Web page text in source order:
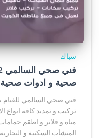
سباك
صحية و ادوات صحية
فني صحي السالمي للقيام
تركيب و تمديد كافة
مياه و فلاتر و اطقم
المنشآت السكنية و